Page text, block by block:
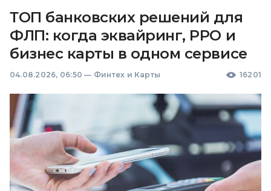
ТОП банковских решений для
ФЛП: когда эквайринг, РРО и
бизнес карты в одном сервисе
04.08.2026, 06:50 — Финтех и Карты 16201